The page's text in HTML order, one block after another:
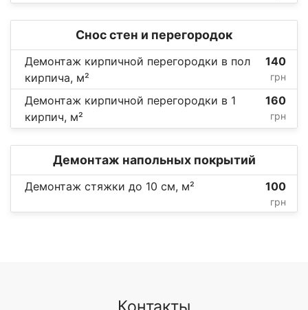
Снос стен и перегородок
Демонтаж кирпичной перегородки в пол
кирпича, м²
140
грн
Демонтаж кирпичной перегородки в 1
кирпич, м²
160
грн
Демонтаж напольных покрытий
Демонтаж стяжки до 10 см, м² 100
грн